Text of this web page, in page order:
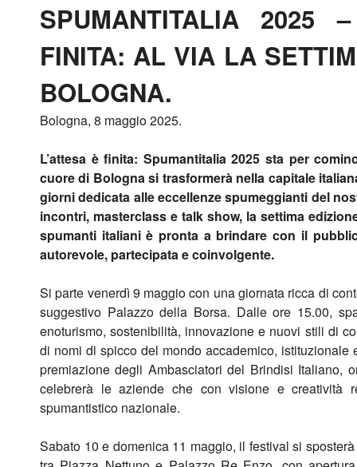
SPUMANTITALIA 2025
FINITA: AL VIA LA
BOLOGNA.
Bologna, 8 maggio 2025.
L’attesa è finita: Spumantitalia 2025 sta per
cuore di Bologna si trasformerà nella capitale
giorni dedicata alle eccellenze spumeggianti del
incontri, masterclass e talk show, la settima
spumanti italiani è pronta a brindare con il
autorevole, partecipata e coinvolgente.
Si parte venerdì 9 maggio con una giornata ricca di
suggestivo Palazzo della Borsa. Dalle ore 15.00,
enoturismo, sostenibilità, innovazione e nuovi stili di
di nomi di spicco del mondo accademico, istituzionale
premiazione degli Ambasciatori del Brindisi Italiano,
celebrerà le aziende che con visione e creatività
spumantistico nazionale.
Sabato 10 e domenica 11 maggio, il festival si